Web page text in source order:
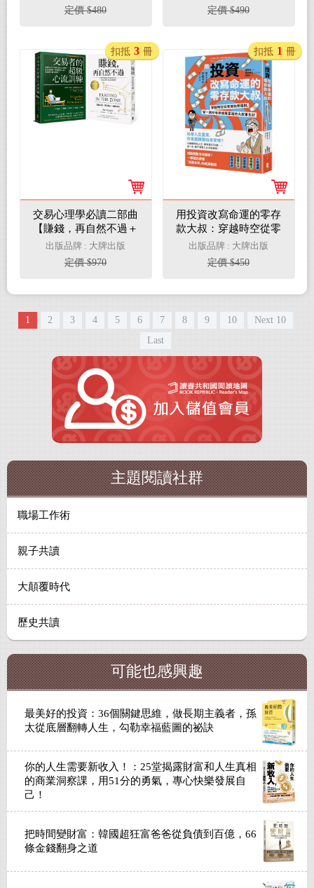
逆轉你的財富之路
定價 $480
股市謬誤、辨識高品質
公司，實現長期卓越回
定價 $490
交易心理學必讀二部曲
【賺錢，再自然不過＋
交易者的超級心流訓
練】
出版品牌 : 大牌出版
定價 $970
扣抵 3 冊
用投資改寫命運的零存
款大叔：穿越時空從零
開始學理財，從一無所
有到億萬富翁的大叔重
生記
出版品牌 : 大牌出版
定價 $450
扣抵 1 冊
1 2 3 4 5 6 7 8 9 10
Next 10
Last
主題閱讀社群
職場工作術
親子共讀
大顛覆時代
歷史共讀
可能也感興趣
最美好的投資：36個關鍵思維，做長期主義者，孫
太從底層翻轉人生，勾勒幸福藍圖的祕訣
你的人生需要新收入！：25堂揭露財富和人生真相
的商業洞察課，用51分的勇氣，專心快樂發展自
己！
把時間變財富：韓國超狂富爸爸從負債到百億，66
條金錢翻身之道